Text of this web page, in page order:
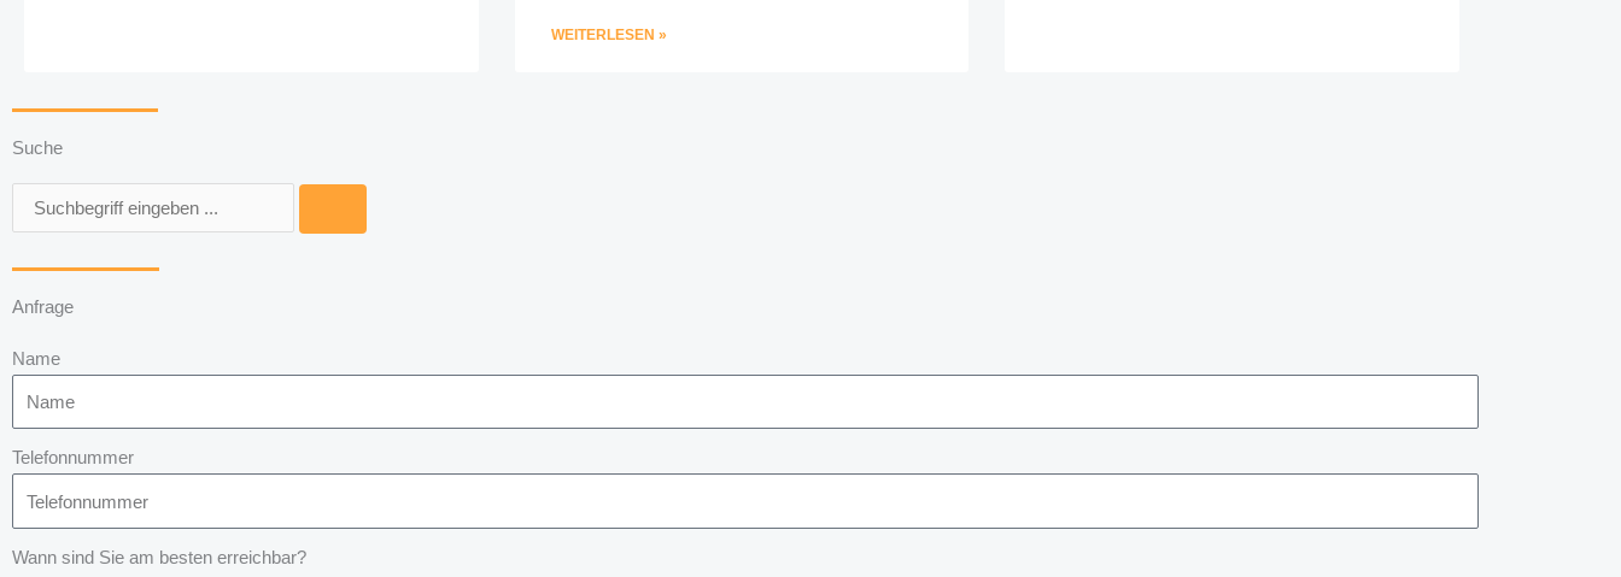
WEITERLESEN »
Suche
Suche
Anfrage
Name
Telefonnummer
Wann sind Sie am besten erreichbar?